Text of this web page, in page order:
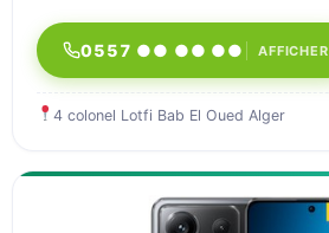
0557 ●● ●● ●● AFFICHER
4 colonel Lotfi Bab El Oued Alger